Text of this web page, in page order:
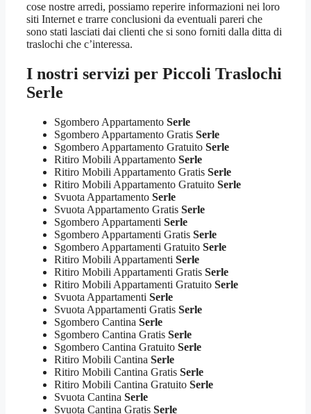
cose nostre arredi, possiamo reperire informazioni nei loro
siti Internet e trarre conclusioni da eventuali pareri che
sono stati lasciati dai clienti che si sono forniti dalla ditta di
traslochi che c’interessa.
I nostri servizi per Piccoli Traslochi
Serle
Sgombero Appartamento Serle
Sgombero Appartamento Gratis Serle
Sgombero Appartamento Gratuito Serle
Ritiro Mobili Appartamento Serle
Ritiro Mobili Appartamento Gratis Serle
Ritiro Mobili Appartamento Gratuito Serle
Svuota Appartamento Serle
Svuota Appartamento Gratis Serle
Sgombero Appartamenti Serle
Sgombero Appartamenti Gratis Serle
Sgombero Appartamenti Gratuito Serle
Ritiro Mobili Appartamenti Serle
Ritiro Mobili Appartamenti Gratis Serle
Ritiro Mobili Appartamenti Gratuito Serle
Svuota Appartamenti Serle
Svuota Appartamenti Gratis Serle
Sgombero Cantina Serle
Sgombero Cantina Gratis Serle
Sgombero Cantina Gratuito Serle
Ritiro Mobili Cantina Serle
Ritiro Mobili Cantina Gratis Serle
Ritiro Mobili Cantina Gratuito Serle
Svuota Cantina Serle
Svuota Cantina Gratis Serle